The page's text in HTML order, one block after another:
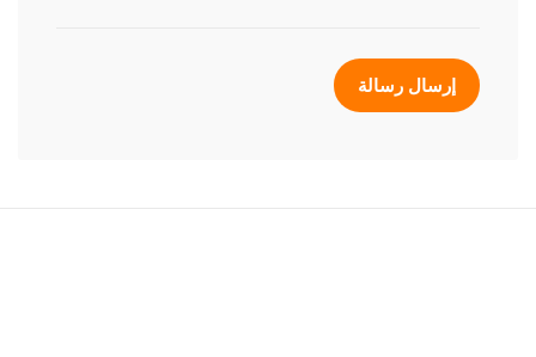
إرسال رسالة